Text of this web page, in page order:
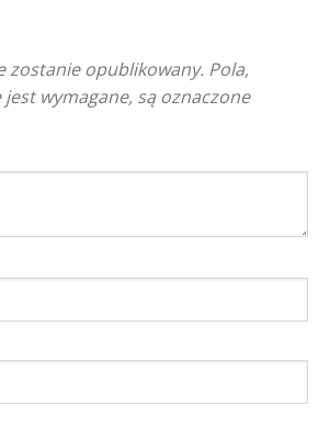
zostanie opublikowany. Pola,
wymagane, są oznaczone